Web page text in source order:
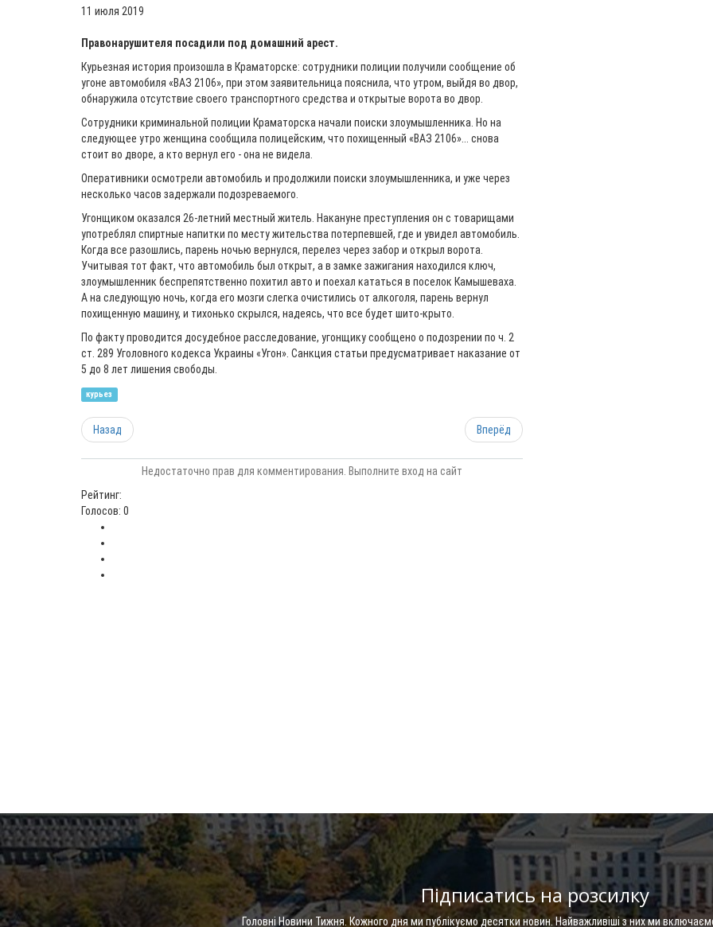
11 июля 2019
Правонарушителя посадили под домашний арест.
Курьезная история произошла в Краматорске: сотрудники полиции получили сообщение об
угоне автомобиля «ВАЗ 2106», при этом заявительница пояснила, что утром, выйдя во двор,
обнаружила отсутствие своего транспортного средства и открытые ворота во двор.
Сотрудники криминальной полиции Краматорска начали поиски злоумышленника. Но на
следующее утро женщина сообщила полицейским, что похищенный «ВАЗ 2106»... снова
стоит во дворе, а кто вернул его - она не видела.
Оперативники осмотрели автомобиль и продолжили поиски злоумышленника, и уже через
несколько часов задержали подозреваемого.
Угонщиком оказался 26-летний местный житель. Накануне преступления он с товарищами
употреблял спиртные напитки по месту жительства потерпевшей, где и увидел автомобиль.
Когда все разошлись, парень ночью вернулся, перелез через забор и открыл ворота.
Учитывая тот факт, что автомобиль был открыт, а в замке зажигания находился ключ,
злоумышленник беспрепятственно похитил авто и поехал кататься в поселок Камышеваха.
А на следующую ночь, когда его мозги слегка очистились от алкоголя, парень вернул
похищенную машину, и тихонько скрылся, надеясь, что все будет шито-крыто.
По факту проводится досудебное расследование, угонщику сообщено о подозрении по ч. 2
ст. 289 Уголовного кодекса Украины «Угон». Санкция статьи предусматривает наказание от
5 до 8 лет лишения свободы.
курьез
Назад Вперёд
Недостаточно прав для комментирования. Выполните вход на сайт
Рейтинг:
Голосов: 0
Підписатись на розсилку
Головні Новини Тижня. Кожного дня ми публікуємо десятки новин. Найважливіші з них ми